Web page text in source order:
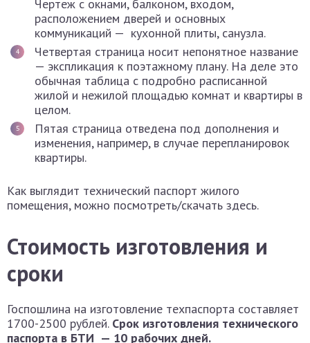
Чертеж с окнами, балконом, входом,
расположением дверей и основных
коммуникаций — кухонной плиты, санузла.
Четвертая страница носит непонятное название
— экспликация к поэтажному плану. На деле это
обычная таблица с подробно расписанной
жилой и нежилой площадью комнат и квартиры в
целом.
Пятая страница отведена под дополнения и
изменения, например, в случае перепланировок
квартиры.
Как выглядит технический паспорт жилого
помещения, можно посмотреть/скачать здесь.
Стоимость изготовления и
сроки
Госпошлина на изготовление техпаспорта составляет
1700-2500 рублей. Срок изготовления технического
паспорта в БТИ — 10 рабочих дней.